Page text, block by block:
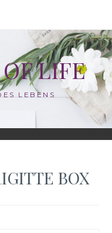
LIFE
LEBENS
BOX